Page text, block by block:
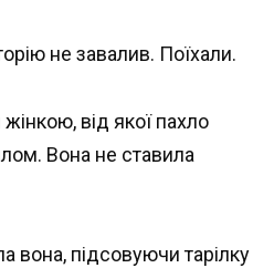
не завалив. Поїхали.
від якої пахло
Вона не ставила
вона, підсовуючи тарілку